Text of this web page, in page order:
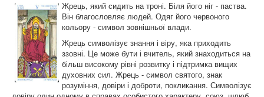
Жрець, який сидить на троні. Біля його ніг - паства.
Він благословляє людей. Одяг його червоного
кольору - символ зовнішньої влади.
Жрець символізує знання і віру, яка приходить
ззовні. Це може бути і вчитель, який знаходиться на
більш високому рівні розвитку і підтримка вищих
духовних сил. Жрець - символ святого, знак
розуміння, довіри і доброти, покликання. Символізує